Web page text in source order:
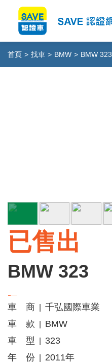
首頁 > 找車 > BMW > BMW 323
已售出
BMW 323
車 商
千弘國際車業
車 款
BMW
車 型
323
年 份
2011年